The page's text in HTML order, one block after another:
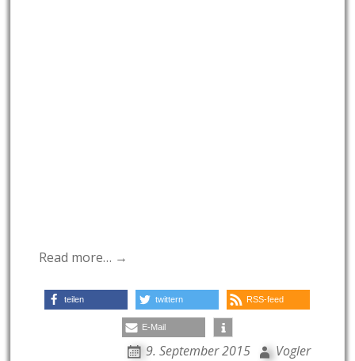
Read more… →
teilen twittern RSS-feed
E-Mail
9. September 2015 Vogler